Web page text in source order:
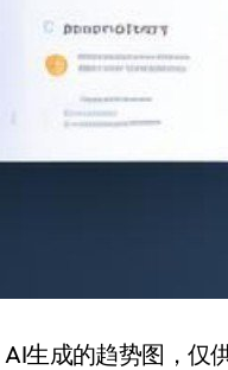
AI生成的趋势图，仅